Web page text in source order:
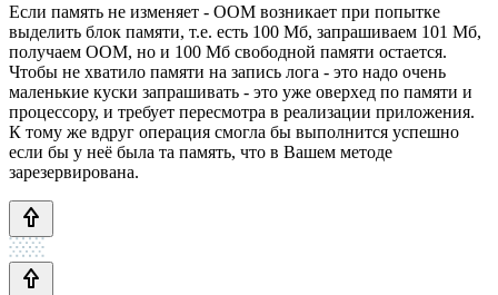
Если память не изменяет - OOM возникает при попытке
выделить блок памяти, т.е. есть 100 Мб, запрашиваем 101 Мб,
получаем OOM, но и 100 Мб свободной памяти остается.
Чтобы не хватило памяти на запись лога - это надо очень
маленькие куски запрашивать - это уже оверхед по памяти и
процессору, и требует пересмотра в реализации приложения.
К тому же вдруг операция смогла бы выполнится успешно
если бы у неё была та память, что в Вашем методе
зарезервирована.